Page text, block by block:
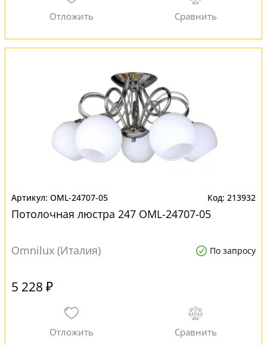
OML-24707-05 213932
Потолочная люстра 247 OML-24707-05
Omnilux (Италия) По запросу
5 228 ₽